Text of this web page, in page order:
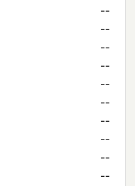
--
--
--
--
--
--
--
--
--
--